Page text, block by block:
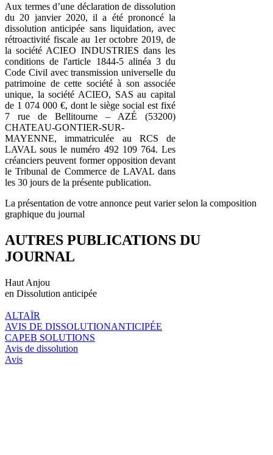
Aux termes d’une déclaration de dissolution
du 20 janvier 2020, il a été prononcé la
dissolution anticipée sans liquidation, avec
rétroactivité fiscale au 1er octobre 2019, de
la société ACIEO INDUSTRIES dans les
conditions de l'article 1844-5 alinéa 3 du
Code Civil avec transmission universelle du
patrimoine de cette société à son associée
unique, la société ACIEO, SAS au capital
de 1 074 000 €, dont le siège social est fixé
7 rue de Bellitourne – AZÉ (53200)
CHATEAU-GONTIER-SUR-
MAYENNE, immatriculée au RCS de
LAVAL sous le numéro 492 109 764. Les
créanciers peuvent former opposition devant
le Tribunal de Commerce de LAVAL dans
les 30 jours de la présente publication.
La présentation de votre annonce peut varier selon la composition
graphique du journal
AUTRES PUBLICATIONS DU
JOURNAL
Haut Anjou
en Dissolution anticipée
ALTAÏR
AVIS DE DISSOLUTIONANTICIPÉE
CAPEB SOLUTIONS
Avis de dissolution
Avis